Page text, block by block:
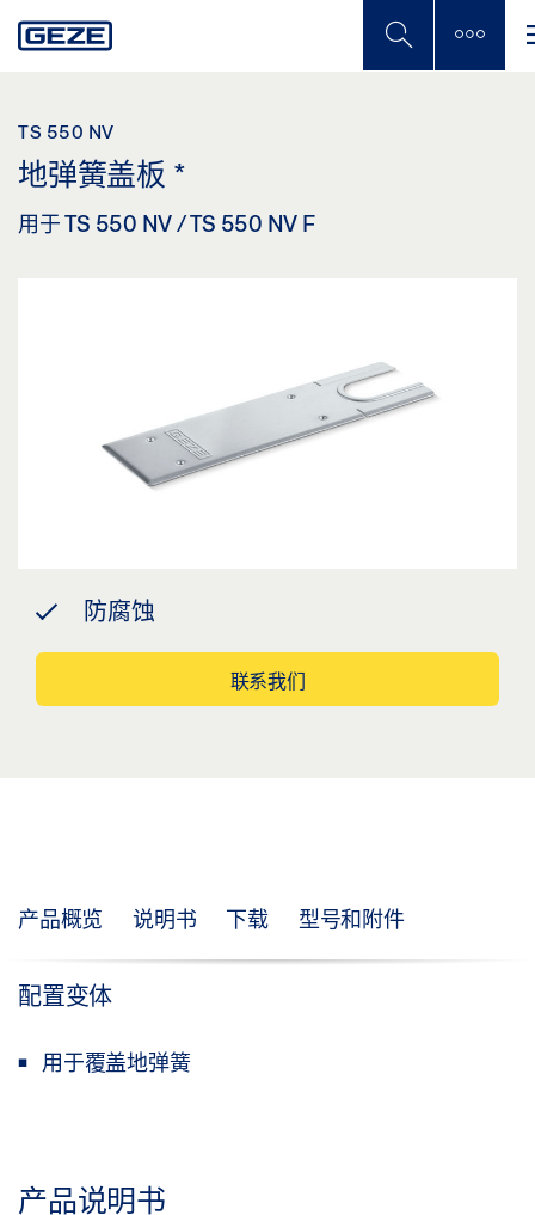
to
TS 550 NV
地弹簧盖板 *
用于 TS 550 NV / TS 550 NV F
防腐蚀
联系我们
产品概览 说明书 下载 型号和附件
配置变体
用于覆盖地弹簧
产品说明书